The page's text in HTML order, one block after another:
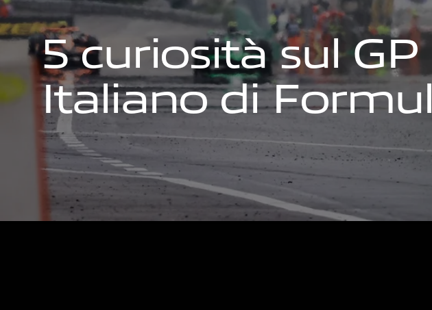
5 curiosità sul GP
Italiano di Formul